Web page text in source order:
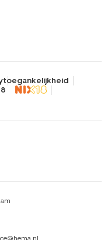
toegankelijkheid